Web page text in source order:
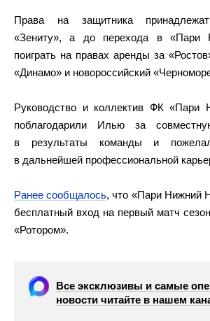
Права на защитника принадлежат
«Зениту», а до перехода в
поиграть на правах аренды за
«Динамо» и новороссийский
Руководство и коллектив ФК «Пари
поблагодарили Илью за
в результаты команды и
в дальнейшей профессиональной
Ранее сообщалось, что «Пари Нижний
бесплатный вход на первый матч
«Ротором».
Все эксклюзивы и самые
новости читайте в нашем